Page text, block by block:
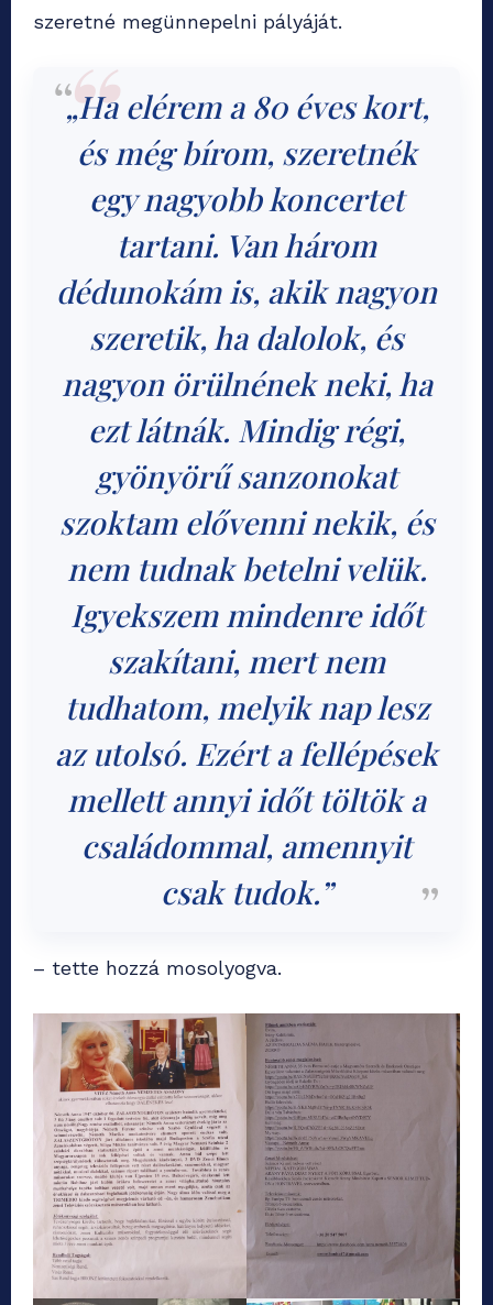
szeretné megünnepelni pályáját.
„Ha elérem a 80 éves kort,
és még bírom, szeretnék
egy nagyobb koncertet
tartani. Van három
dédunokám is, akik nagyon
szeretik, ha dalolok, és
nagyon örülnének neki, ha
ezt látnák. Mindig régi,
gyönyörű sanzonokat
szoktam elővenni nekik, és
nem tudnak betelni velük.
Igyekszem mindenre időt
szakítani, mert nem
tudhatom, melyik nap lesz
az utolsó. Ezért a fellépések
mellett annyi időt töltök a
családommal, amennyit
csak tudok.”
– tette hozzá mosolyogva.